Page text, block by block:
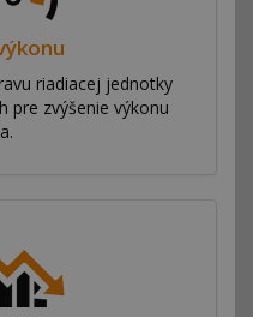
riadiacej jednotky
pre zvýšenie výkonu